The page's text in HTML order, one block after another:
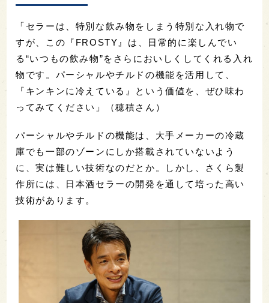
「セラーは、特別な飲み物をしまう特別な入れ物で
すが、この『FROSTY』は、日常的に楽しんでい
る“いつもの飲み物”をさらにおいしくしてくれる入れ
物です。パーシャルやチルドの機能を活用して、
『キンキンに冷えている』という価値を、ぜひ味わ
ってみてください」（穂積さん）
パーシャルやチルドの機能は、大手メーカーの冷蔵
庫でも一部のゾーンにしか搭載されていないよう
に、実は難しい技術なのだとか。しかし、さくら製
作所には、日本酒セラーの開発を通して培った高い
技術があります。